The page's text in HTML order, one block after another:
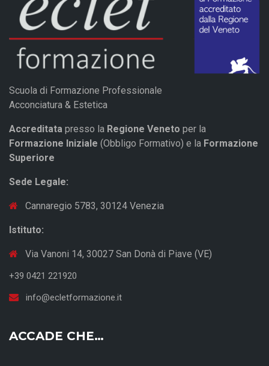
Scuola di Formazione Professionale
Acconciatura & Estetica
Accreditata presso la Regione Veneto per la
Formazione Iniziale (Obbligo Formativo) e la Formazione
Superiore
Sede Legale:
Cannaregio 5783, 30124 Venezia
Istituto:
Via Vanoni 14, 30027 San Donà di Piave (VE)
+39 0421 221920
info@ecletformazione.it
ACCADE CHE…